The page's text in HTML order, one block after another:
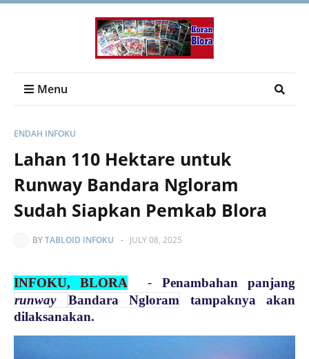
Menu
ENDAH INFOKU
Lahan 110 Hektare untuk
Runway Bandara Ngloram
Sudah Siapkan Pemkab Blora
BYTABLOID INFOKU - JULY 08, 2025
INFOKU, BLORA - Penambahan panjang
runway
Bandara Ngloram
tampaknya akan
dilaksanakan.